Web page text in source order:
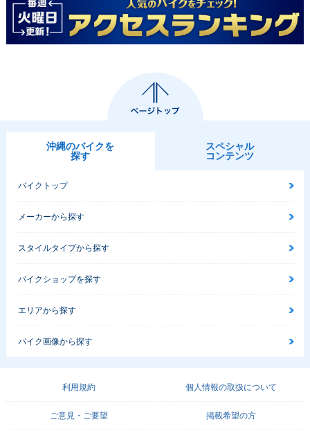
沖縄のバイクを
探す
スペシャル
コンテンツ
バイクトップ
メーカーから探す
スタイルタイプから探す
バイクショップを探す
エリアから探す
バイク画像から探す
利用規約 個人情報の取扱について
ご意見・ご要望 掲載希望の方